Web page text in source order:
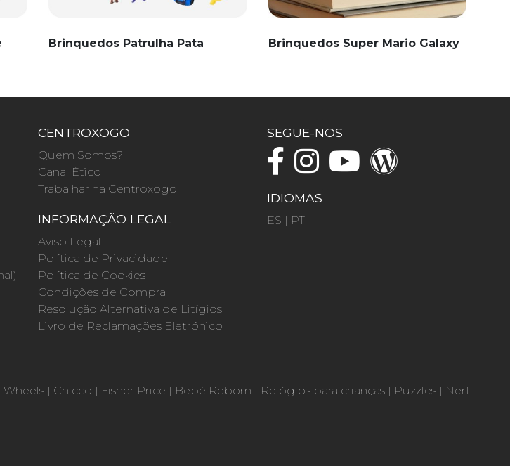
Brinquedos Patrulha Pata Brinquedos Super Mario Galaxy
CENTROXOGO
Quem Somos?
Canal Ético
Trabalhar na Centroxogo
INFORMAÇÃO LEGAL
Aviso Legal
Política de Privacidade
Política de Cookies
Condições de Compra
Resolução Alternativa de Litígios
Livro de Reclamações Eletrónico
SEGUE-NOS
IDIOMAS
ES | PT
Wheels | Chicco | Fisher Price | Bebé Reborn | Relógios para crianças | Puzzles | Nerf